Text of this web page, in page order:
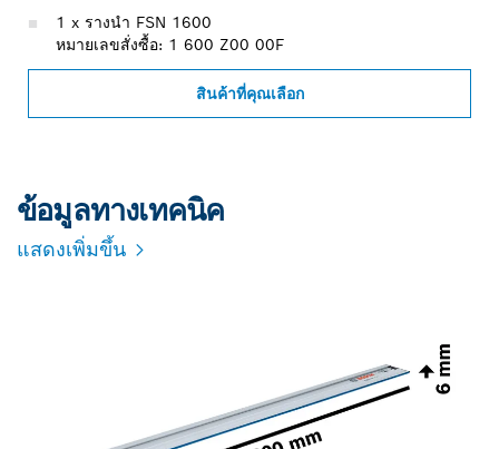
1 x รางนำ FSN 1600
หมายเลขสั่งซื้อ: 1 600 Z00 00F
สินค้าที่คุณเลือก
ข้อมูลทางเทคนิค
แสดงเพิ่มขึ้น